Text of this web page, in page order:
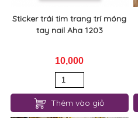
Sticker trái tim trang trí móng
tay nail Aha 1203
10,000
Thêm vào giỏ